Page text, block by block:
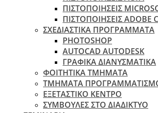
ΠΙΣΤΟΠΟΙΗΣΕΙΣ
ΠΙΣΤΟΠΟΙΗΣΕΙΣ ADOBE
ΣΧΕΔΙΑΣΤΙΚΑ ΠΡΟΓΡΑΜΜΑΤΑ
PHOTOSHOP
AUTOCAD AUTODESK
ΓΡΑΦΙΚΑ ΔΙΑΝΥΣΜΑΤΙΚΑ
ΦΟΙΤΗΤΙΚΑ ΤΜΗΜΑΤΑ
ΤΜΗΜΑΤΑ
ΕΞΕΤΑΣΤΙΚΟ ΚΕΝΤΡΟ
ΣΥΜΒΟΥΛΕΣ ΣΤΟ ΔΙΑΔΙΚΤΥΟ